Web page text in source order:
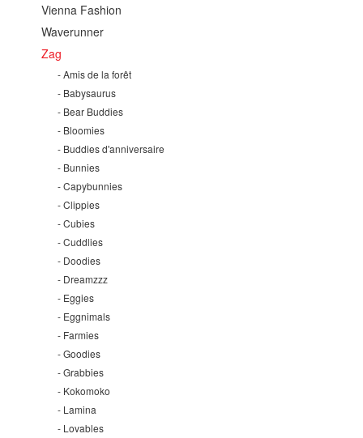
Vienna Fashion
Waverunner
Zag
Amis de la forêt
Babysaurus
Bear Buddies
Bloomies
Buddies d'anniversaire
Bunnies
Capybunnies
Clippies
Cubies
Cuddlies
Doodies
Dreamzzz
Eggies
Eggnimals
Farmies
Goodies
Grabbies
Kokomoko
Lamina
Lovables